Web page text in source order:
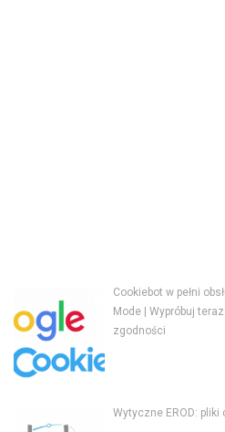
Cookiebot w pełni
Mode | Wypróbuj
zgodności
Wytyczne EROD: